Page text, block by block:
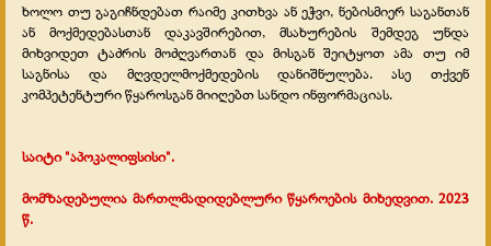
ხოლო თუ გაგიჩნდებათ რაიმე კითხვა ან ეჭვი, ნებისმიერ საგანთან
ან მოქმედებასთან დაკავშირებით, მსახურების შემდეგ უნდა
მიხვიდეთ ტაძრის მოძღვართან და მისგან შეიტყოთ ამა თუ იმ
საგნისა და მღვდელმოქმედების დანიშნულება. ასე თქვენ
კომპეტენტური წყაროსგან მიიღებთ სანდო ინფორმაციას.
საიტი "აპოკალიფსისი".
მომზადებულია მართლმადიდებლური წყაროების მიხედვით. 2023
წ.